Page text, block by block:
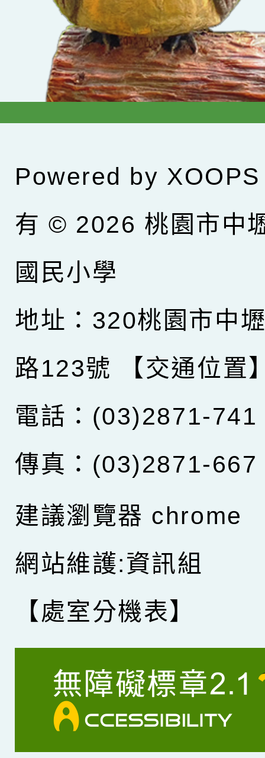
Powered by XOOPS
有 © 2026 桃園市中
國民小學
地址：320桃園市中
路123號
【交通位置
電話：(03)2871-741
傳真：(03)2871-667
建議瀏覽器 chrome
網站維護:資訊組
【處室分機表】